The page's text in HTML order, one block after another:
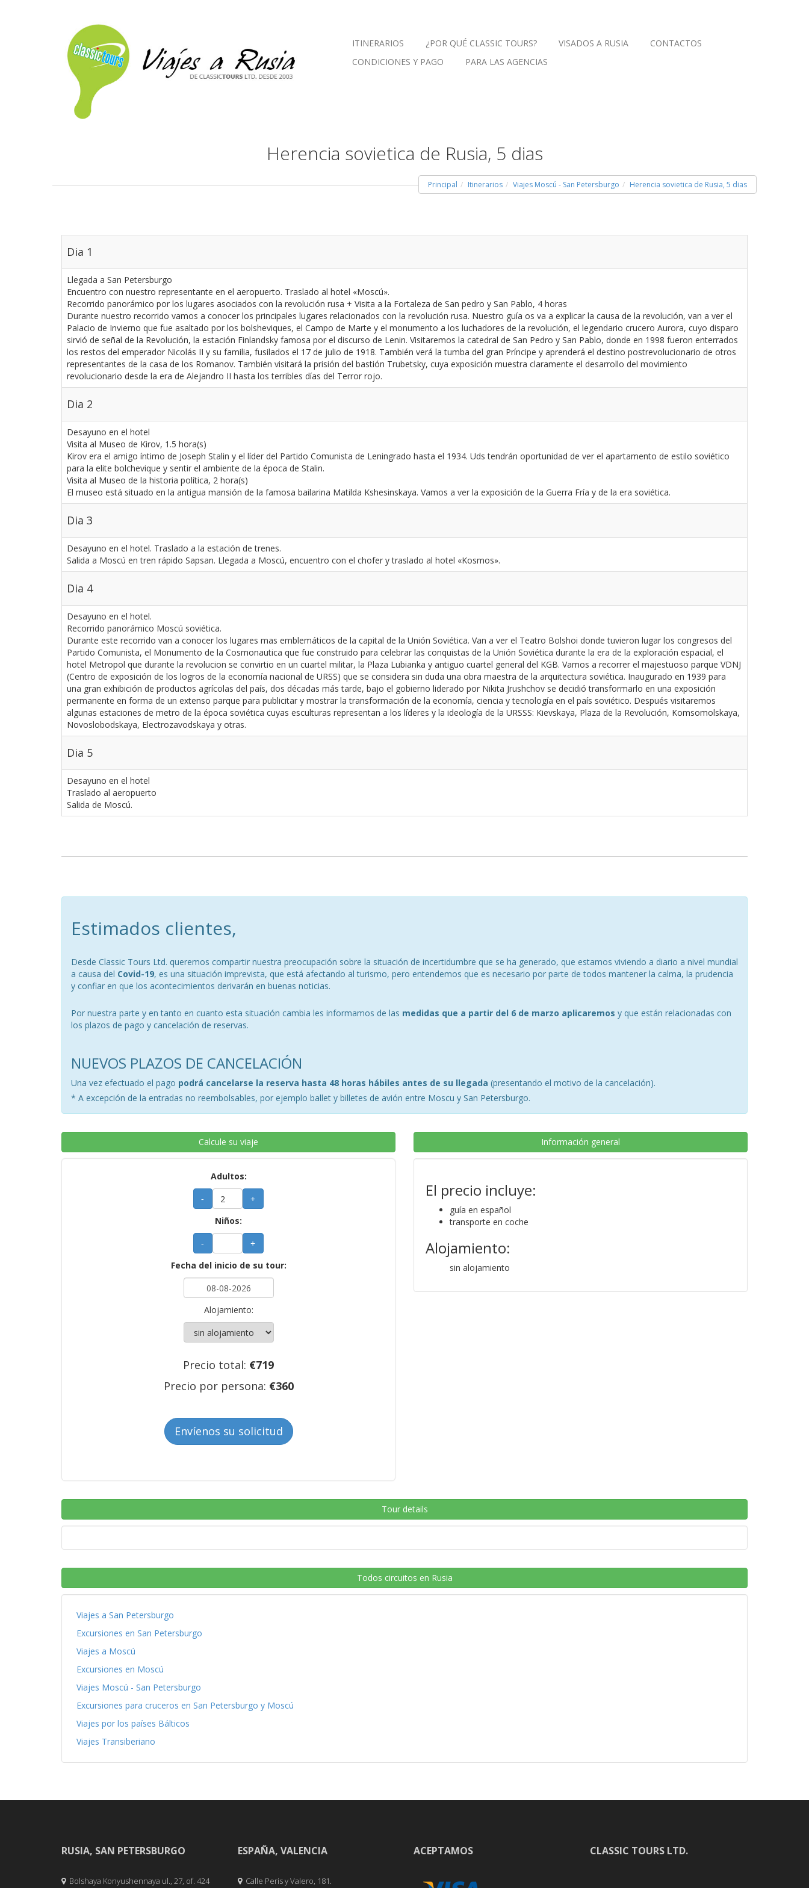
ITINERARIOS ¿POR QUÉ CLASSIC TOURS? VISADOS A RUSIA
CONTACTOS
CONDICIONES Y PAGO
PARA LAS AGENCIAS
Herencia sovietica de Rusia, 5 dias
Principal Itinerarios Viajes Moscú - San Petersburgo Herencia sovietica de Rusia, 5 dias
Dia 1
Llegada a San Petersburgo
Encuentro con nuestro representante en el aeropuerto. Traslado al hotel «Moscú».
Recorrido panorámico por los lugares asociados con la revolución rusa + Visita a la Fortaleza de San pedro y San Pablo, 4 horas
Durante nuestro recorrido vamos a conocer los principales lugares relacionados con la revolución rusa. Nuestro guía os va a explicar la causa de la revolución, van a ver el
Palacio de Invierno que fue asaltado por los bolsheviques, el Campo de Marte y el monumento a los luchadores de la revolución, el legendario crucero Aurora, cuyo disparo
sirvió de señal de la Revolución, la estación Finlandsky famosa por el discurso de Lenin. Visitaremos la catedral de San Pedro y San Pablo, donde en 1998 fueron enterrados
los restos del emperador Nicolás II y su familia, fusilados el 17 de julio de 1918. También verá la tumba del gran Príncipe y aprenderá el destino postrevolucionario de otros
representantes de la casa de los Romanov. También visitará la prisión del bastión Trubetsky, cuya exposición muestra claramente el desarrollo del movimiento
revolucionario desde la era de Alejandro II hasta los terribles días del Terror rojo.
Dia 2
Desayuno en el hotel
Visita al Museo de Kirov, 1.5 hora(s)
Kirov era el amigo íntimo de Joseph Stalin y el líder del Partido Comunista de Leningrado hasta el 1934. Uds tendrán oportunidad de ver el apartamento de estilo soviético
para la elite bolchevique y sentir el ambiente de la época de Stalin.
Visita al Museo de la historia política, 2 hora(s)
El museo está situado en la antigua mansión de la famosa bailarina Matilda Kshesinskaya. Vamos a ver la exposición de la Guerra Fría y de la era soviética.
Dia 3
Desayuno en el hotel. Traslado a la estación de trenes.
Salida a Moscú en tren rápido Sapsan. Llegada a Moscú, encuentro con el chofer y traslado al hotel «Kosmos».
Dia 4
Desayuno en el hotel.
Recorrido panorámico Moscú soviética.
Durante este recorrido van a conocer los lugares mas emblemáticos de la capital de la Unión Soviética. Van a ver el Teatro Bolshoi donde tuvieron lugar los congresos del
Partido Comunista, el Monumento de la Cosmonautica que fue construido para celebrar las conquistas de la Unión Soviética durante la era de la exploración espacial, el
hotel Metropol que durante la revolucion se convirtio en un cuartel militar, la Plaza Lubianka y antiguo cuartel general del KGB. Vamos a recorrer el majestuoso parque VDNJ
(Centro de exposición de los logros de la economía nacional de URSS) que se considera sin duda una obra maestra de la arquitectura soviética. Inaugurado en 1939 para
una gran exhibición de productos agrícolas del país, dos décadas más tarde, bajo el gobierno liderado por Nikita Jrushchov se decidió transformarlo en una exposición
permanente en forma de un extenso parque para publicitar y mostrar la transformación de la economía, ciencia y tecnología en el país soviético. Después visitaremos
algunas estaciones de metro de la época soviética cuyas esculturas representan a los líderes y la ideología de la URSSS: Kievskaya, Plaza de la Revolución, Komsomolskaya,
Novoslobodskaya, Electrozavodskaya y otras.
Dia 5
Desayuno en el hotel
Traslado al aeropuerto
Salida de Moscú.
Estimados clientes,
Desde Classic Tours Ltd. queremos compartir nuestra preocupación sobre la situación de incertidumbre que se ha generado, que estamos viviendo a diario a nivel mundial
a causa del Covid-19, es una situación imprevista, que está afectando al turismo, pero entendemos que es necesario por parte de todos mantener la calma, la prudencia
y confiar en que los acontecimientos derivarán en buenas noticias.
Por nuestra parte y en tanto en cuanto esta situación cambia les informamos de las medidas que a partir del 6 de marzo aplicaremos y que están relacionadas con
los plazos de pago y cancelación de reservas.
NUEVOS PLAZOS DE CANCELACIÓN
Una vez efectuado el pago podrá cancelarse la reserva hasta 48 horas hábiles antes de su llegada (presentando el motivo de la cancelación).
* A excepción de la entradas no reembolsables, por ejemplo ballet y billetes de avión entre Moscu y San Petersburgo.
Calcule su viaje
Adultos:
- +
Niños:
- +
Fecha del inicio de su tour:
Alojamiento:
Precio total: €719
Precio por persona: €360
Envíenos su solicitud
Información general
El precio incluye:
guía en español
transporte en coche
Alojamiento:
sin alojamiento
Tour details
Todos circuitos en Rusia
Viajes a San Petersburgo
Excursiones en San Petersburgo
Viajes a Moscú
Excursiones en Moscú
Viajes Moscú - San Petersburgo
Excursiones para cruceros en San Petersburgo y Moscú
Viajes por los países Bálticos
Viajes Transiberiano
RUSIA, SAN PETERSBURGO
Bolshaya Konyushennaya ul., 27, of. 424
ESPAÑA, VALENCIA
Calle Peris y Valero, 181.
ACEPTAMOS CLASSIC TOURS LTD.